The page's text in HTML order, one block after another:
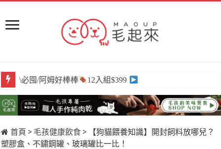
\必囤/阿姆好棒棒 12入組$399
首頁 > 毛孩健康飲食 >
【狗貓餵養知識】開封飼料放哪兒？
塑膠盒、不鏽鋼罐、玻璃罐比一比！